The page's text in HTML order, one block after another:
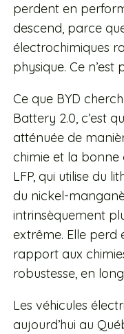
perdent en
descend, parce
électrochimiques
physique. Ce
Ce que BYD
Battery 2.0, c’est
atténuée de
chimie et la bonne
LFP, qui utilise du
du nickel-
intrinsèquement
extrême. Elle perd
rapport aux
robustesse, en
Les véhicules
aujourd’hui au